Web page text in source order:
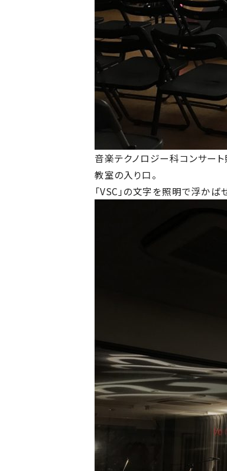
音楽テクノロジー科コンサー
教室の入り口。
「VSC」の文字を照明で浮かばせ